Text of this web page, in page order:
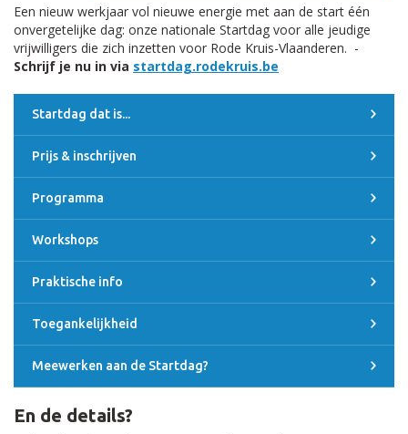
Een nieuw werkjaar vol nieuwe energie met aan de start één
onvergetelijke dag: onze nationale Startdag voor alle jeudige
vrijwilligers die zich inzetten voor Rode Kruis-Vlaanderen. -
Schrijf je nu in via startdag.rodekruis.be
Startdag dat is...
Prijs & inschrijven
Programma
Workshops
Praktische info
Toegankelijkheid
Meewerken aan de Startdag?
En de details?